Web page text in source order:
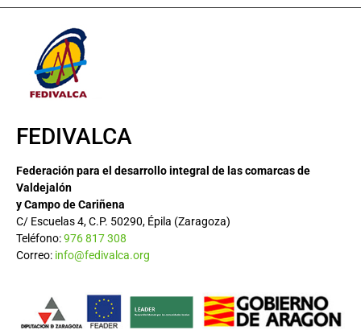
FEDIVALCA
Federación para el desarrollo integral de las comarcas de
Valdejalón
y Campo de Cariñena
C/ Escuelas 4, C.P. 50290, Épila (Zaragoza)
Teléfono:976 817 308
Correo: info@fedivalca.org